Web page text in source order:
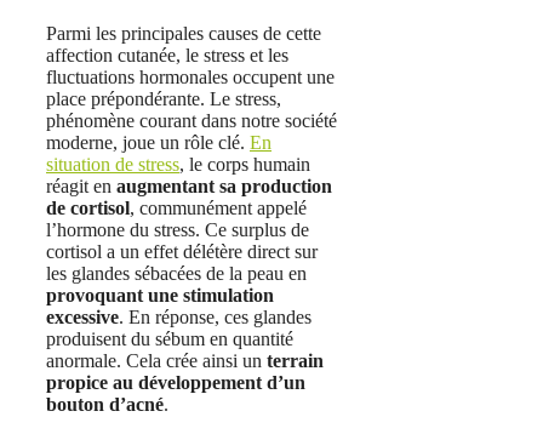
Parmi les principales causes de cette
affection cutanée, le stress et les
fluctuations hormonales occupent une
place prépondérante. Le stress,
phénomène courant dans notre société
moderne, joue un rôle clé. En
situation de stress, le corps humain
réagit en augmentant sa production
de cortisol, communément appelé
l’hormone du stress. Ce surplus de
cortisol a un effet délétère direct sur
les glandes sébacées de la peau en
provoquant une stimulation
excessive. En réponse, ces glandes
produisent du sébum en quantité
anormale. Cela crée ainsi un terrain
propice au développement d’un
bouton d’acné.